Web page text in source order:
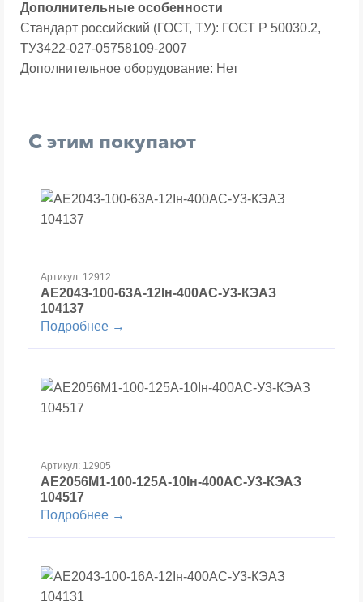
Дополнительные особенности
Стандарт российский (ГОСТ, ТУ): ГОСТ Р 50030.2,
ТУ3422-027-05758109-2007
Дополнительное оборудование: Нет
С этим покупают
Артикул: 12912
АЕ2043-100-63А-12Iн-400AC-У3-КЭАЗ
104137
Подробнее →
Артикул: 12905
АЕ2056М1-100-125А-10Iн-400AC-У3-КЭАЗ
104517
Подробнее →